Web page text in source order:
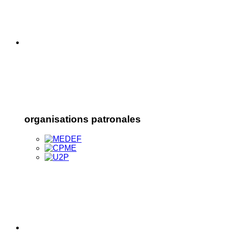
organisations patronales